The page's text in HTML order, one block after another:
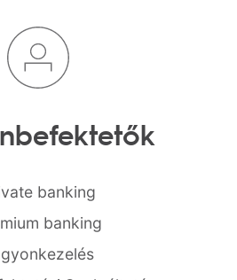
befektetők
banking
banking